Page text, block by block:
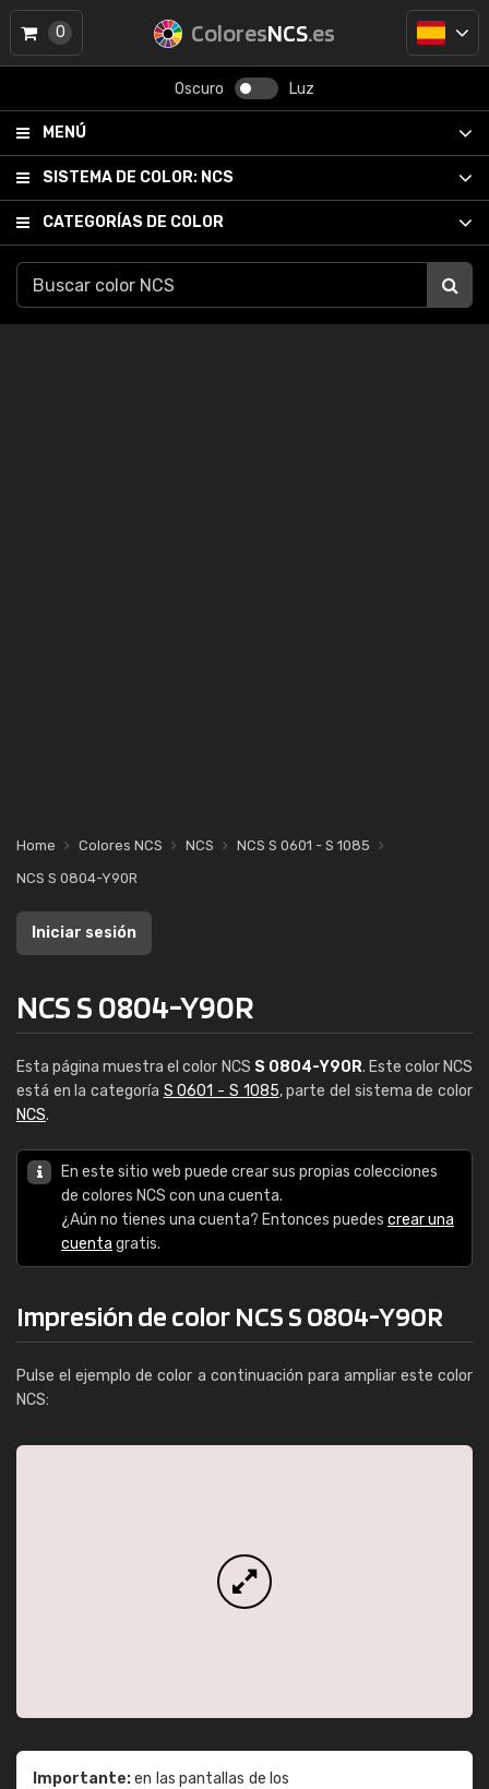
ColoresNCS.es
Oscuro Luz
MENÚ
SISTEMA DE COLOR: NCS
CATEGORÍAS DE COLOR
0
Home Colores NCS NCS
NCS S 0601 - S 1085
NCS S 0804-Y90R
Iniciar sesión
NCS S 0804-Y90R
Esta página muestra el color NCS S 0804-Y90R. Este color NCS
está en la categoría S 0601 - S 1085, parte del sistema de color
NCS.
En este sitio web puede crear sus propias colecciones
de colores NCS con una cuenta.
¿Aún no tienes una cuenta? Entonces puedes crear una
cuenta gratis.
Impresión de color NCS S 0804-Y90R
Pulse el ejemplo de color a continuación para ampliar este color
NCS:
Importante:en las pantallas de los